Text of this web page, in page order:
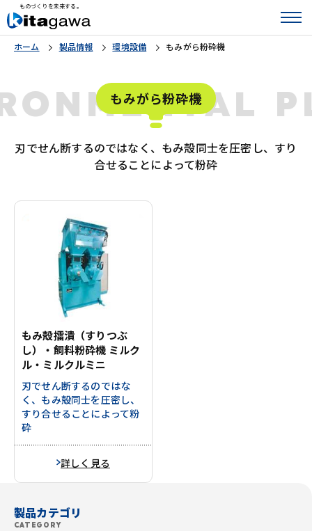
ものづくりを未来する。
ホーム 製品情報 環境設備 もみがら粉砕機
もみがら粉砕機
刃でせん断するのではなく、もみ殻同士を圧密し、すり
合せることによって粉砕
製品カテゴリ
CATEGORY
もみ殻擂潰（すりつぶ
し）・飼料粉砕機 ミルク
ル・ミルクルミニ
刃でせん断するのではな
く、もみ殻同士を圧密し、
すり合せることによって粉
砕
詳しく見る